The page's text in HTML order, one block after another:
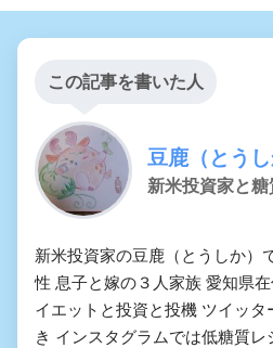
この記事を書いた人
豆鹿（とうし
新米投資家と
新米投資家の豆鹿（とうしか）
性 息子と嫁の３人家族 愛知県
イエットと投資と投機 ツイッ
き インスタグラムでは低糖質